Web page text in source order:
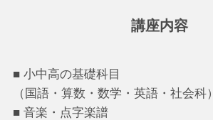
講座内容
■ 小中高の基礎科目
（国語・算数・数学・英語・社会科）
■ 音楽・点字楽譜